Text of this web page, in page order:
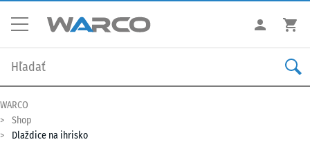
WARCO
Shop
Dlaždice na ihrisko